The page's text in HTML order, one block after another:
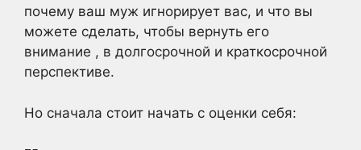
почему ваш муж игнорирует вас, и что вы
можете сделать, чтобы вернуть его
внимание , в долгосрочной и краткосрочной
перспективе.
Но сначала стоит начать с оценки себя: